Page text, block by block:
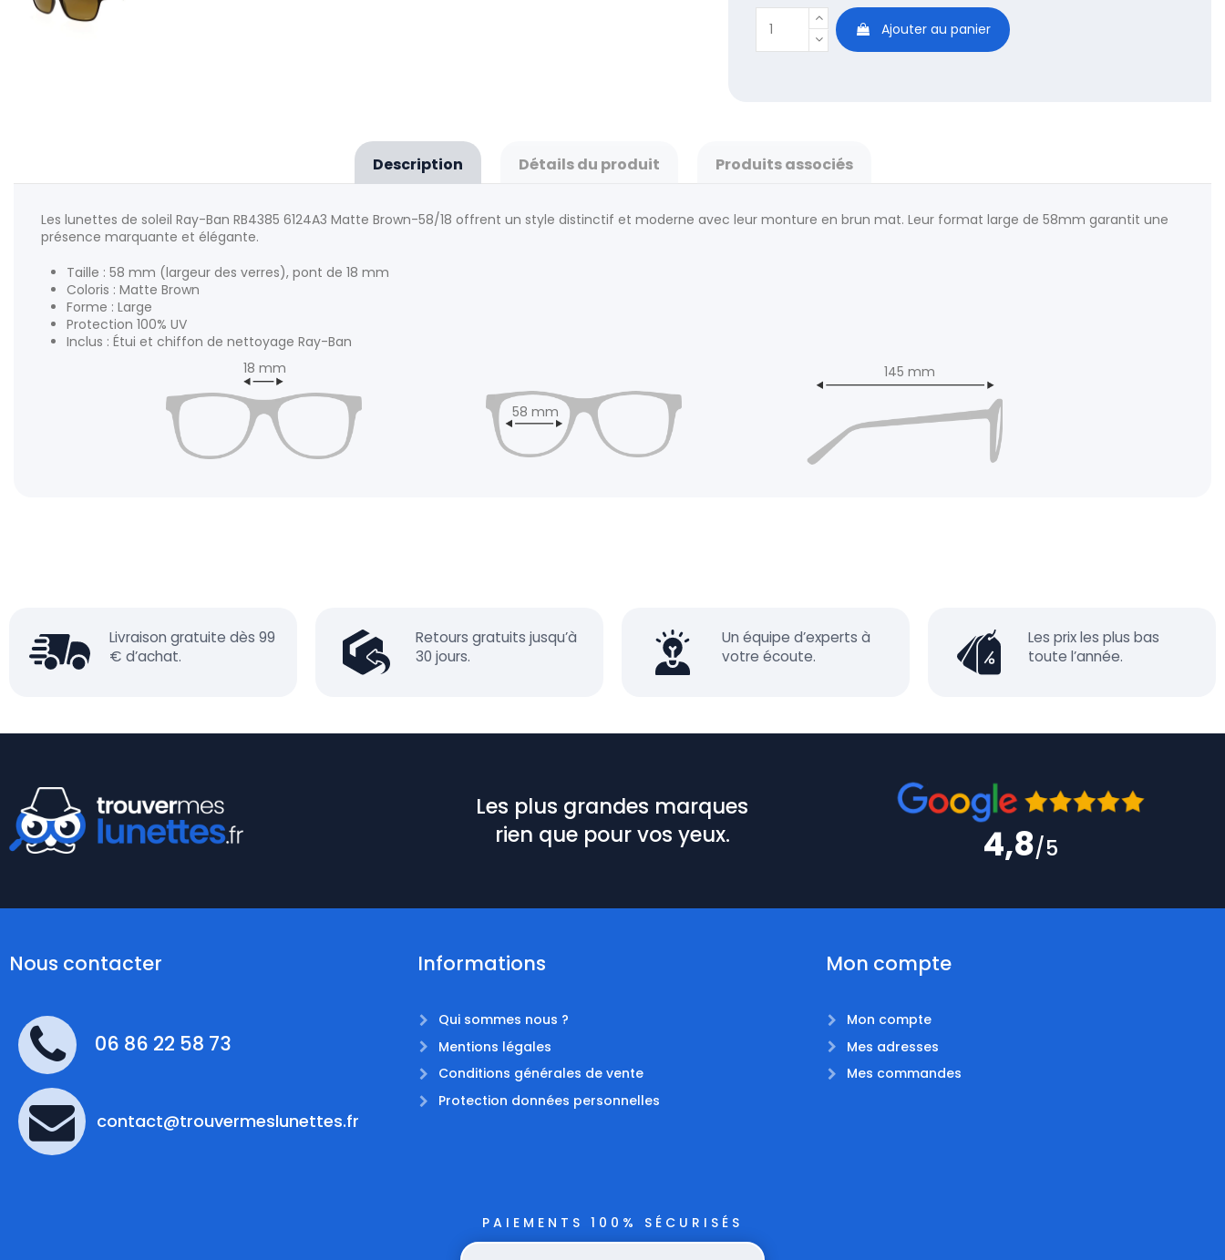
Ajouter au panier
Description Détails du produit Produits associés
Les lunettes de soleil Ray-Ban RB4385 6124A3 Matte Brown-58/18 offrent un style distinctif et moderne avec leur monture en brun mat. Leur format large de 58mm garantit une
présence marquante et élégante.
Taille : 58 mm (largeur des verres), pont de 18 mm
Coloris : Matte Brown
Forme : Large
Protection 100% UV
Inclus : Étui et chiffon de nettoyage Ray-Ban
18 mm
58 mm
145 mm
Livraison gratuite dès 99
€ d’achat.
Retours gratuits jusqu’à
30 jours.
Un équipe d’experts à
votre écoute.
Les prix les plus bas
toute l’année.
Les plus grandes marques
rien que pour vos yeux.
4,8/5
Nous contacter
06 86 22 58 73
contact@trouvermeslunettes.fr
Informations
Qui sommes nous ?
Mentions légales
Conditions générales de vente
Protection données personnelles
Mon compte
Mon compte
Mes adresses
Mes commandes
PAIEMENTS 100% SÉCURISÉS